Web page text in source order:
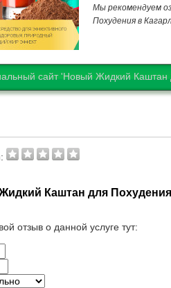
Мы рекомендуем
Похудения в
сайт 'Новый Жидкий Каштан
Каштан для Похудения
отзыв о данной услуге тут: